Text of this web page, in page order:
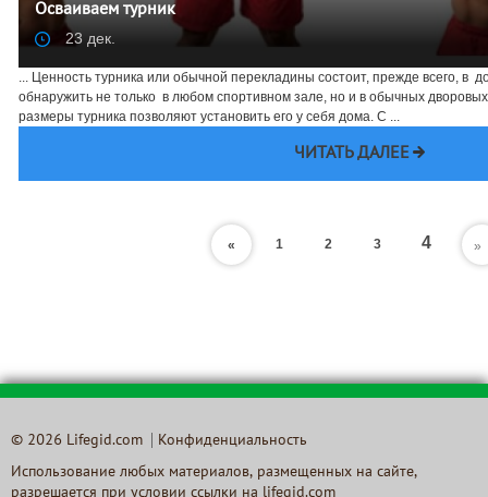
Осваиваем турник
23 дек.
... Ценность турника или обычной перекладины состоит, прежде всего, в
обнаружить не только в любом спортивном зале, но и в обычных
размеры турника позволяют установить его у себя дома. С ...
ЧИТАТЬ ДАЛЕЕ
« 1 2 3 4 »
© 2026 Lifegid.com Конфиденциальность
Использование любых материалов, размещенных на сайте,
разрешается при условии ссылки на lifegid.com